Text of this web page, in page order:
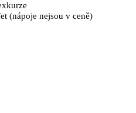
(nápoje nejsou v ceně)